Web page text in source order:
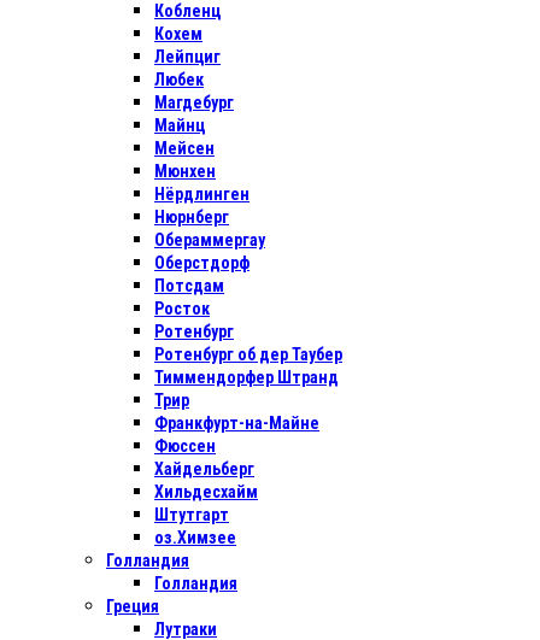
Кобленц
Кохем
Лейпциг
Любек
Магдебург
Майнц
Мейсен
Мюнхен
Нёрдлинген
Нюрнберг
Обераммергау
Оберстдорф
Потсдам
Росток
Ротенбург
Ротенбург об дер Таубер
Тиммендорфер Штранд
Трир
Франкфурт-на-Майне
Фюссен
Хайдельберг
Хильдесхайм
Штутгарт
оз.Химзее
Голландия
Голландия
Греция
Лутраки